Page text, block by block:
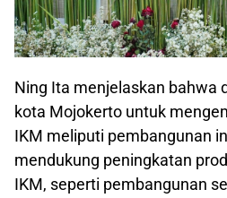
Ning Ita menjelaskan bahwa
kota Mojokerto untuk
IKM meliputi pembangunan
mendukung peningkatan
IKM, seperti pembangunan